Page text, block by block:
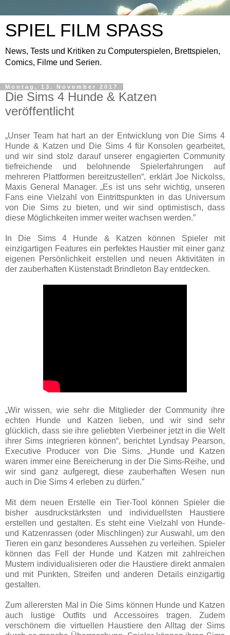
SPIEL FILM SPASS
News, Tests und Kritiken zu Computerspielen, Brettspielen,
Comics, Filme und Serien.
Montag, 13. November 2017
Die Sims 4 Hunde & Katzen
veröffentlicht
„Unser Team hat hart an der Entwicklung von Die Sims 4
Hunde & Katzen und Die Sims 4 für Konsolen gearbeitet,
und wir sind stolz darauf unserer engagierten Community
tiefreichende und belohnende Spielerfahrungen auf
mehreren Plattformen bereitzustellen“, erklärt Joe Nickolss,
Maxis General Manager. „Es ist uns sehr wichtig, unseren
Fans eine Vielzahl von Eintrittspunkten in das Universum
von Die Sims zu bieten, und wir sind optimistisch, dass
diese Möglichkeiten immer weiter wachsen werden.”
In Die Sims 4 Hunde & Katzen können Spieler mit
einzigartigen Features ein perfektes Haustier mit einer ganz
eigenen Persönlichkeit erstellen und neuen Aktivitäten in
der zauberhaften Küstenstadt Brindleton Bay entdecken.
„Wir wissen, wie sehr die Mitglieder der Community ihre
echten Hunde und Katzen lieben, und wir sind sehr
glücklich, dass sie ihre geliebten Vierbeiner jetzt in die Welt
ihrer Sims integrieren können“, berichtet Lyndsay Pearson,
Executive Producer von Die Sims. „Hunde und Katzen
waren immer eine Bereicherung in der Die Sims-Reihe, und
wir sind ganz aufgeregt, diese zauberhaften Wesen nun
auch in Die Sims 4 erleben zu dürfen.”
Mit dem neuen Erstelle ein Tier-Tool können Spieler die
bisher ausdruckstärksten und individuellsten Haustiere
erstellen und gestalten. Es steht eine Vielzahl von Hunde-
und Katzenrassen (oder Mischlingen) zur Auswahl, um den
Tieren ein ganz besonderes Aussehen zu verleihen. Spieler
können das Fell der Hunde und Katzen mit zahlreichen
Mustern individualisieren oder die Haustiere direkt anmalen
und mit Punkten, Streifen und anderen Details einzigartig
gestalten.
Zum allerersten Mal in Die Sims können Hunde und Katzen
auch lustige Outfits und Accessoires tragen. Zudem
verschönern die virtuellen Haustiere den Alltag der Sims